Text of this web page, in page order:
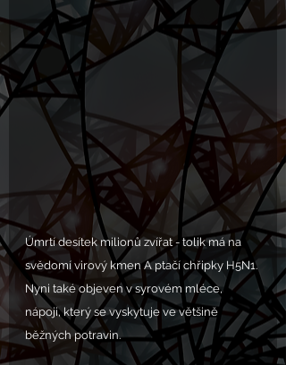
Úmrtí desítek milionů zvířat - tolik má na
svědomí virový kmen A ptačí chřipky H5N1.
Nyni také objeven v syrovém mléce,
nápoji, který se vyskytuje ve většině
běžných potravin.